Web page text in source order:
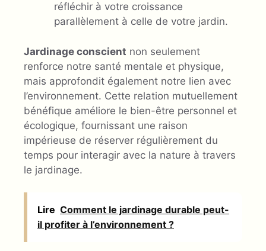
réfléchir à votre croissance
parallèlement à celle de votre jardin.
Jardinage conscient non seulement
renforce notre santé mentale et physique,
mais approfondit également notre lien avec
l’environnement. Cette relation mutuellement
bénéfique améliore le bien-être personnel et
écologique, fournissant une raison
impérieuse de réserver régulièrement du
temps pour interagir avec la nature à travers
le jardinage.
Lire Comment le jardinage durable peut-
il profiter à l’environnement ?